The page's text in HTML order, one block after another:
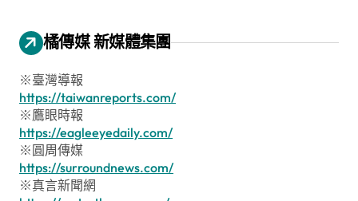
橘傳媒 新媒體集團
※臺灣導報
https://taiwanreports.com/
※鷹眼時報
https://eagleeyedaily.com/
※圓周傳媒
https://surroundnews.com/
※真言新聞網